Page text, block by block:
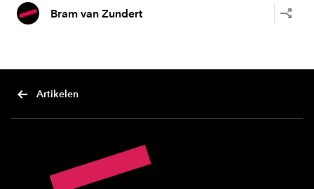
Bram van Zundert
Artikelen